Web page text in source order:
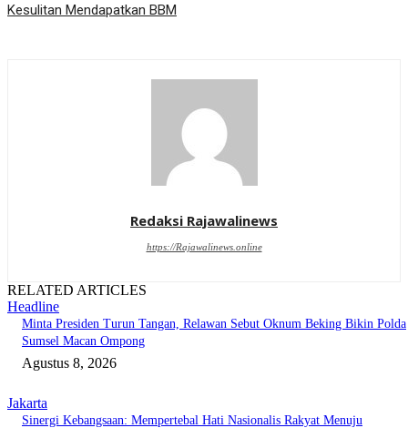
Kesulitan Mendapatkan BBM
Redaksi Rajawalinews
https://Rajawalinews.online
RELATED ARTICLES
Headline
Minta Presiden Turun Tangan, Relawan Sebut Oknum Beking Bikin Polda
Sumsel Macan Ompong
Agustus 8, 2026
Jakarta
Sinergi Kebangsaan: Mempertebal Hati Nasionalis Rakyat Menuju